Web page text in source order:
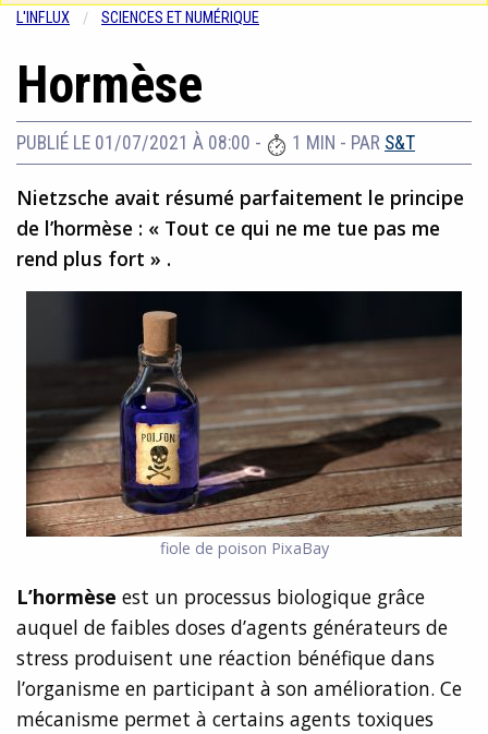
L'INFLUX SCIENCES ET NUMÉRIQUE
Hormèse
PUBLIÉ LE 01/07/2021 À 08:00 - 1 MIN - PAR S&T
Nietzsche avait résumé parfaitement le principe
de l’hormèse : « Tout ce qui ne me tue pas me
rend plus fort » .
fiole de poison PixaBay
L’hormèse est un processus biologique grâce
auquel de faibles doses d’agents générateurs de
stress produisent une réaction bénéfique dans
l’organisme en participant à son amélioration. Ce
mécanisme permet à certains agents toxiques